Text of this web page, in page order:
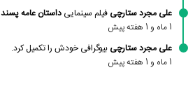
علی مجرد ستارچی فیلم سینمایی داستان عامه پسند
1 ماه و 1 هفته پیش
علی مجرد ستارچی بیوگرافی خودش را تکمیل کرد.
1 ماه و 1 هفته پیش